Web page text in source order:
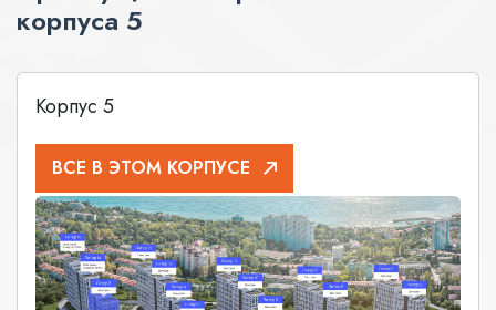
корпуса 5
Корпус 5
ВСЕ В ЭТОМ КОРПУСЕ